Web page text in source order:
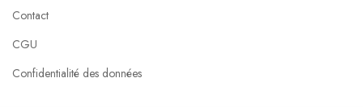
Contact
CGU
Confidentialité des données